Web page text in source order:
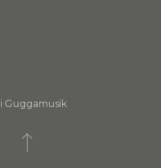
Guggamusik